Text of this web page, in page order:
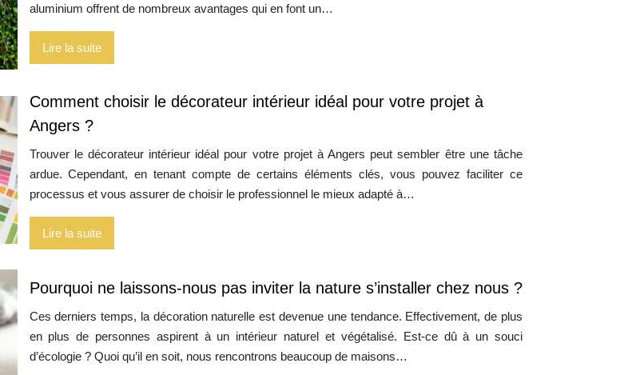
aluminium offrent de nombreux avantages qui en font un…
Lire la suite
Comment choisir le décorateur intérieur idéal pour votre projet à
Angers ?
Trouver le décorateur intérieur idéal pour votre projet à Angers peut sembler être une tâche
ardue. Cependant, en tenant compte de certains éléments clés, vous pouvez faciliter ce
processus et vous assurer de choisir le professionnel le mieux adapté à…
Lire la suite
Pourquoi ne laissons-nous pas inviter la nature s’installer chez nous ?
Ces derniers temps, la décoration naturelle est devenue une tendance. Effectivement, de plus
en plus de personnes aspirent à un intérieur naturel et végétalisé. Est-ce dû à un souci
d’écologie ? Quoi qu’il en soit, nous rencontrons beaucoup de maisons…